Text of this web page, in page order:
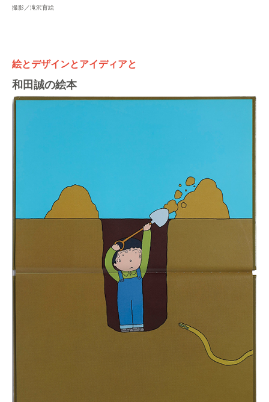
撮影／滝沢育絵
絵とデザインとアイディアと
和田誠の絵本